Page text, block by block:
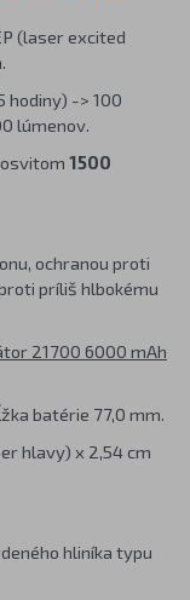
(laser excited
hodiny) -> 100
lúmenov.
1500
ochranou proti
príliš hlbokému
21700 6000 mAh
batérie 77,0 mm.
hlavy) x 2,54 cm
hliníka typu